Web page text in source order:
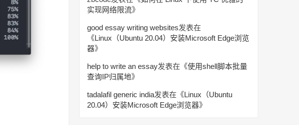
实现网络限流》
good essay writing websites发表在
《Linux（Ubuntu 20.04）安装Microsoft Edge浏览
器》
help to write an essay发表在《使用shell脚本批量
查询IP归属地》
tadalafil generic india发表在《Linux（Ubuntu
20.04）安装Microsoft Edge浏览器》